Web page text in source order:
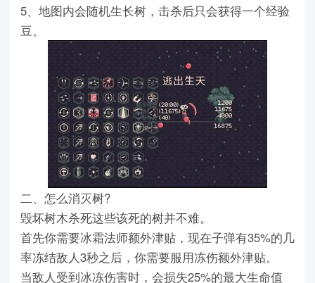
5、地图内会随机生长树，击杀后只会获得一个经验
豆。
二、怎么消灭树?
毁坏树木杀死这些该死的树并不难。
首先你需要冰霜法师额外津贴，现在子弹有35%的几
率冻结敌人3秒之后，你需要服用冻伤额外津贴。
当敌人受到冰冻伤害时，会损失25%的最大生命值